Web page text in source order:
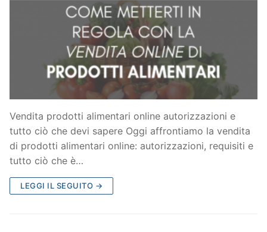
Vendita prodotti alimentari online autorizzazioni e
tutto ciò che devi sapere Oggi affrontiamo la vendita
di prodotti alimentari online: autorizzazioni, requisiti e
tutto ciò che è…
LEGGI IL SEGUITO →